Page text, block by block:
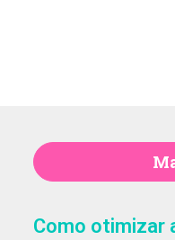
Carla
Como otimizar